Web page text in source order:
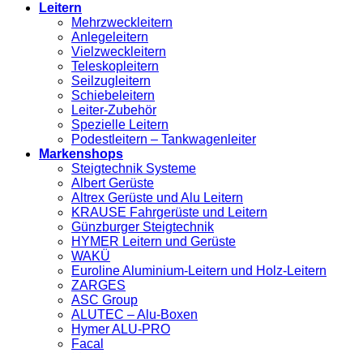
Leitern
Mehrzweckleitern
Anlegeleitern
Vielzweckleitern
Teleskopleitern
Seilzugleitern
Schiebeleitern
Leiter-Zubehör
Spezielle Leitern
Podestleitern – Tankwagenleiter
Markenshops
Steigtechnik Systeme
Albert Gerüste
Altrex Gerüste und Alu Leitern
KRAUSE Fahrgerüste und Leitern
Günzburger Steigtechnik
HYMER Leitern und Gerüste
WAKÜ
Euroline Aluminium-Leitern und Holz-Leitern
ZARGES
ASC Group
ALUTEC – Alu-Boxen
Hymer ALU-PRO
Facal